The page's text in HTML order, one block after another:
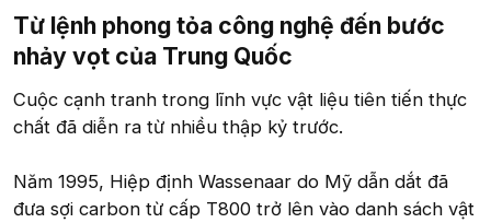
Từ lệnh phong tỏa công nghệ đến bước
nhảy vọt của Trung Quốc
Cuộc cạnh tranh trong lĩnh vực vật liệu tiên tiến thực
chất đã diễn ra từ nhiều thập kỷ trước.
Năm 1995, Hiệp định Wassenaar do Mỹ dẫn dắt đã
đưa sợi carbon từ cấp T800 trở lên vào danh sách vật